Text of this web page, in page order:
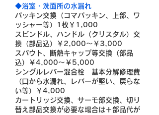
◆浴室・洗面所の水漏れ
パッキン交換（コマパッキン、上部、ワ
ッシャー等）1枚￥1,000
スピンドル、ハンドル（クリスタル）交
換（部品込）￥2,000～￥3,000
スパウト、断熱キャップ等交換（部品
込）￥4,000～￥5,000
シングルレバー混合栓 基本分解修理費
（口から水漏れ、レバーが堅い、戻らな
い等）￥4,000
カートリッジ交換、サーモ部交換、切り
替え部品交換が必要な場合は＋部品代が